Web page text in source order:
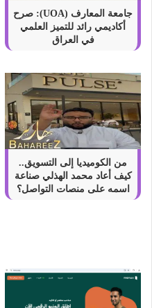
جامعة المعارف (UOA): صرح
أكاديمي رائد للتميز العلمي
في العراق
من الكوميديا إلى التسويق..
كيف أعاد محمد الهذلي صناعة
اسمه على منصات التواصل؟